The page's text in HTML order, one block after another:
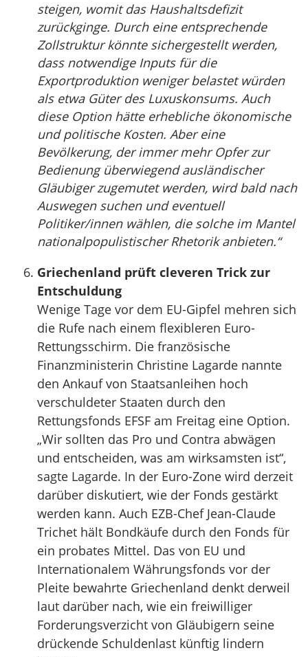
steigen, womit das Haushaltsdefizit
zurückginge. Durch eine entsprechende
Zollstruktur könnte sichergestellt werden,
dass notwendige Inputs für die
Exportproduktion weniger belastet würden
als etwa Güter des Luxuskonsums. Auch
diese Option hätte erhebliche ökonomische
und politische Kosten. Aber eine
Bevölkerung, der immer mehr Opfer zur
Bedienung überwiegend ausländischer
Gläubiger zugemutet werden, wird bald nach
Auswegen suchen und eventuell
Politiker/innen wählen, die solche im Mantel
nationalpopulistischer Rhetorik anbieten.“
Griechenland prüft cleveren Trick zur
Entschuldung
Wenige Tage vor dem EU-Gipfel mehren sich
die Rufe nach einem flexibleren Euro-
Rettungsschirm. Die französische
Finanzministerin Christine Lagarde nannte
den Ankauf von Staatsanleihen hoch
verschuldeter Staaten durch den
Rettungsfonds EFSF am Freitag eine Option.
„Wir sollten das Pro und Contra abwägen
und entscheiden, was am wirksamsten ist“,
sagte Lagarde. In der Euro-Zone wird derzeit
darüber diskutiert, wie der Fonds gestärkt
werden kann. Auch EZB-Chef Jean-Claude
Trichet hält Bondkäufe durch den Fonds für
ein probates Mittel. Das von EU und
Internationalem Währungsfonds vor der
Pleite bewahrte Griechenland denkt derweil
laut darüber nach, wie ein freiwilliger
Forderungsverzicht von Gläubigern seine
drückende Schuldenlast künftig lindern